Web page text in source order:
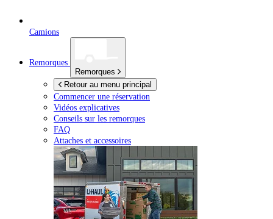
Camions
Remorques
Remorques
Retour au menu principal
Commencer une réservation
Vidéos explicatives
Conseils sur les remorques
FAQ
Attaches et accessoires